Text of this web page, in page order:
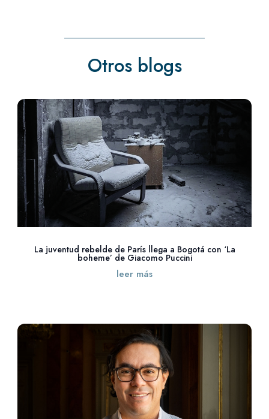
Otros blogs
La juventud rebelde de París llega a Bogotá con ‘La
boheme’ de Giacomo Puccini
leer más